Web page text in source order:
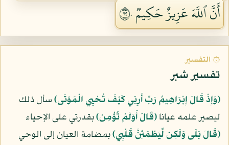
أَنَّ ٱللَّهَ عَزِيزٌ حَكِيمٞ ٢٦٠
۞ التفسير
تفسير شبر
﴿وَإِذْ قَالَ إِبْرَاهِيمُ رَبِّ أَرِنِي كَيْفَ تُحْيِي الْمَوْتَى﴾سأل ذلك
ليصير علمه عيانا﴿قَالَ أَوَلَمْ تُؤْمِن﴾بقدرتي على الإحياء
﴿قَالَ بَلَى وَلَكِن لِّيَطْمَئِنَّ قَلْبِي﴾بمضامة العيان إلى الوحي